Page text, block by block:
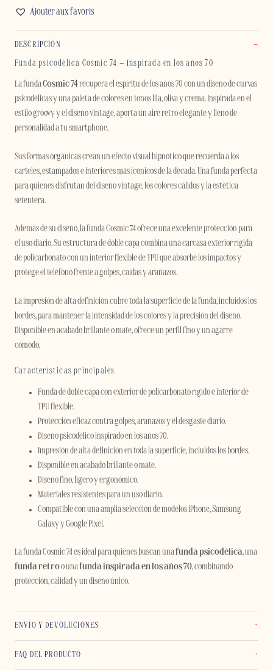
IPHONE
cantidad
Ajouter aux favoris
DESCRIPCIÓN
Funda psicodélica Cosmic 74 – Inspirada en los años 70
La fundaCosmic 74recupera el espíritu de los años 70 con un diseño de curvas
psicodélicas y una paleta de colores en tonos lila, oliva y crema. Inspirada en el
estilo groovy y el diseño vintage, aporta un aire retro elegante y lleno de
personalidad a tu smartphone.
Sus formas orgánicas crean un efecto visual hipnótico que recuerda a los
carteles, estampados e interiores más icónicos de la década. Una funda perfecta
para quienes disfrutan del diseño vintage, los colores cálidos y la estética
setentera.
Además de su diseño, la funda Cosmic 74 ofrece una excelente protección para
el uso diario. Su estructura de doble capa combina una carcasa exterior rígida
de policarbonato con un interior flexible de TPU que absorbe los impactos y
protege el teléfono frente a golpes, caídas y arañazos.
La impresión de alta definición cubre toda la superficie de la funda, incluidos los
bordes, para mantener la intensidad de los colores y la precisión del diseño.
Disponible en acabado brillante o mate, ofrece un perfil fino y un agarre
cómodo.
Características principales
Funda de doble capa con exterior de policarbonato rígido e interior de
TPU flexible.
Protección eficaz contra golpes, arañazos y el desgaste diario.
Diseño psicodélico inspirado en los años 70.
Impresión de alta definición en toda la superficie, incluidos los bordes.
Disponible en acabado brillante o mate.
Diseño fino, ligero y ergonómico.
Materiales resistentes para un uso diario.
Compatible con una amplia selección de modelos iPhone, Samsung
Galaxy y Google Pixel.
La funda Cosmic 74 es ideal para quienes buscan unafunda psicodélica, una
funda retroo unafunda inspirada en los años 70, combinando
protección, calidad y un diseño único.
ENVÍO Y DEVOLUCIONES
FAQ DEL PRODUCTO